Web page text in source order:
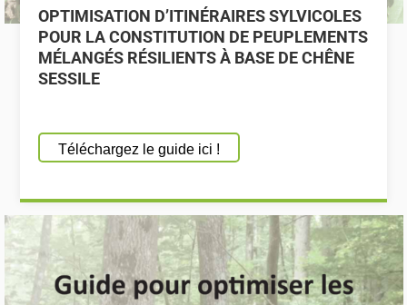
OPTIMISATION D’ITINÉRAIRES SYLVICOLES
POUR LA CONSTITUTION DE PEUPLEMENTS
MÉLANGÉS RÉSILIENTS À BASE DE CHÊNE
SESSILE
Téléchargez le guide ici !